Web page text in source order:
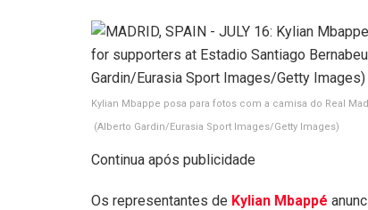
Kylian Mbappe posa para fotos com a camisa do Real
(Alberto Gardin/Eurasia Sport Images/Getty Images)
Continua após publicidade
Os representantes de Kylian Mbappé